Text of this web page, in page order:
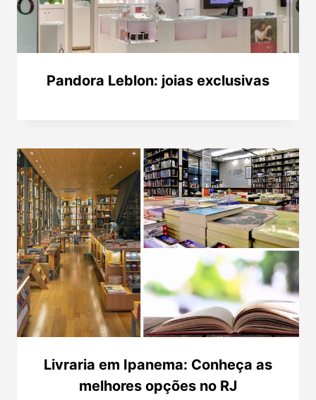
Pandora Leblon: joias exclusivas
Livraria em Ipanema: Conheça as
melhores opções no RJ